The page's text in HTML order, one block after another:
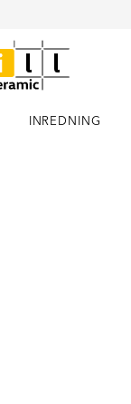
INREDNING